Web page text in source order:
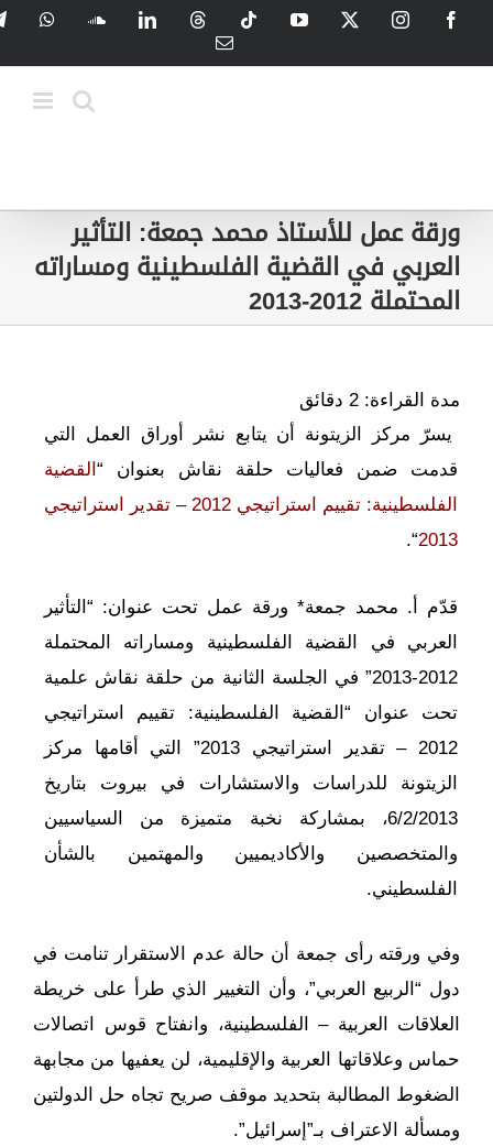
content
Facebook
Instagram
X
YouTube
Tiktok
Threads
LinkedIn
SoundCloud
Email
ورقة عمل للأستاذ محمد جمعة: التأثير
العربي في القضية الفلسطينية ومساراته
المحتملة 2012-2013
مدة القراءة: 2 دقائق
يسرّ مركز الزيتونة أن يتابع نشر أوراق العمل التي
قدمت ضمن فعاليات حلقة نقاش بعنوان “القضية
الفلسطينية: تقييم استراتيجي 2012 – تقدير استراتيجي
2013
“.
قدّم أ. محمد جمعة* ورقة عمل تحت عنوان: “التأثير
العربي في القضية الفلسطينية ومساراته المحتملة
2012-2013” في الجلسة الثانية من حلقة نقاش علمية
تحت عنوان “القضية الفلسطينية: تقييم استراتيجي
2012 – تقدير استراتيجي 2013” التي أقامها مركز
الزيتونة للدراسات والاستشارات في بيروت بتاريخ
6/2/2013، بمشاركة نخبة متميزة من السياسيين
والمتخصصين والأكاديميين والمهتمين بالشأن
الفلسطيني.
وفي ورقته رأى جمعة أن حالة عدم الاستقرار تنامت في
دول “الربيع العربي”، وأن التغيير الذي طرأ على خريطة
العلاقات العربية – الفلسطينية، وانفتاح قوس اتصالات
حماس وعلاقاتها العربية والإقليمية، لن يعفيها من مجابهة
الضغوط المطالبة بتحديد موقف صريح تجاه حل الدولتين
ومسألة الاعتراف بـ”إسرائيل”.